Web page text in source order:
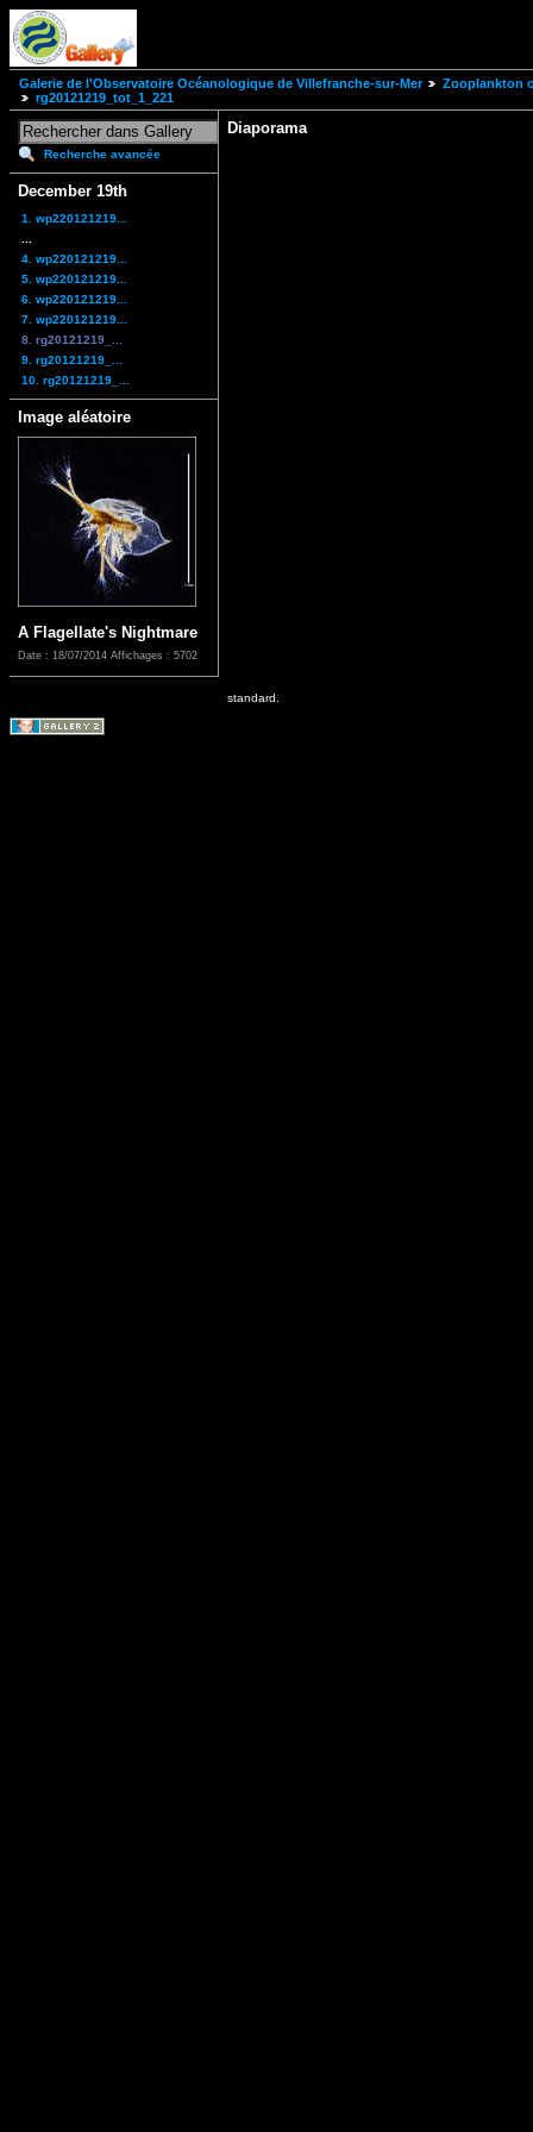
Galerie de l'Observatoire Océanologique de Villefranche-sur-Mer
Zooplankton
rg20121219_tot_1_221
Recherche avancée
December 19th
1. wp220121219...
4. wp220121219...
5. wp220121219...
6. wp220121219...
7. wp220121219...
8. rg20121219_...
9. rg20121219_...
10. rg20121219_...
Image aléatoire
A Flagellate's Nightmare
Date : 18/07/2014 Affichages : 5702
Diaporama
standard.